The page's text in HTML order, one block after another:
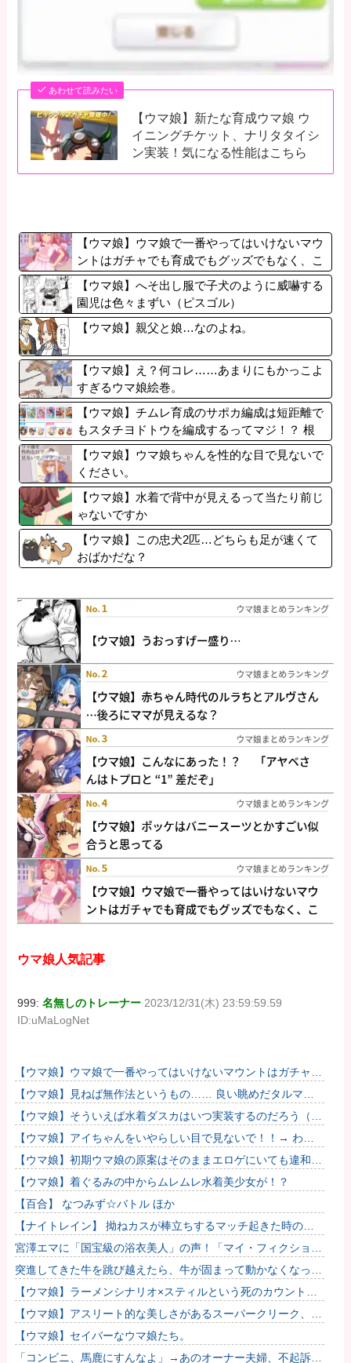
あわせて読みたい
【ウマ娘】新たな育成ウマ娘 ウ
イニングチケット、ナリタタイシ
ン実装！気になる性能はこちら
【ウマ娘】ウマ娘で一番やってはいけないマウ
ントはガチャでも育成でもグッズでもなく、こ
れ。
【ウマ娘】へそ出し服で子犬のように威嚇する
園児は色々まずい（ピスゴル）
【ウマ娘】親父と娘…なのよね。
【ウマ娘】え？何コレ……あまりにもかっこよ
すぎるウマ娘絵巻。
【ウマ娘】チムレ育成のサポカ編成は短距離で
もスタチヨドトウを編成するってマジ！？ 根
性サポカを編成していた意味…
【ウマ娘】ウマ娘ちゃんを性的な目で見ないで
ください。
【ウマ娘】水着で背中が見えるって当たり前じ
ゃないですか
【ウマ娘】この忠犬2匹…どちらも足が速くて
おばかだな？
ウマ娘人気記事
999:名無しのトレーナー 2023/12/31(木) 23:59:59.59
ID:uMaLogNet
【ウマ娘】ウマ娘で一番やってはいけないマウントはガチャで
も育成でもグッズでもなく、これ。
【ウマ娘】見ねば無作法というもの…… 良い眺めだタルマ
エ…（殴
【ウマ娘】そういえば水着ダスカはいつ実装するのだろう（ﾃﾞ
ｯｯｯ
【ウマ娘】アイちゃんをいやらしい目で見ないで！！→ わか
りました…
【ウマ娘】初期ウマ娘の原案はそのままエロゲにいても違和感
がないんだ。
【ウマ娘】着ぐるみの中からムレムレ水着美少女が！？
【百合】 なつみず☆バトル ほか
【ナイトレイン】 拗ねカスが棒立ちするマッチ起きた時の対
処法
宮澤エマに「国宝級の浴衣美人」の声！「マイ・フィクショ
ン」イベントで魅せた透明感【画像】
突進してきた牛を跳び越えたら、牛が固まって動かなくなった
闘牛場の映像【海外の反応】
【ウマ娘】ラーメンシナリオ×スティルという死のカウントダ
ウン
【ウマ娘】アスリート的な美しさがあるスーパークリーク、い
いよね…
【ウマ娘】セイバーなウマ娘たち。
「コンビニ、馬鹿にすんなよ」→あのオーナー夫婦、不起訴ｗ